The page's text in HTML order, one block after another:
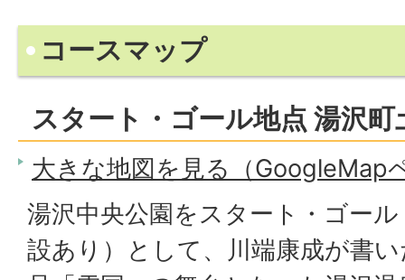
コースマップ
スタート・ゴール地点 湯沢町
大きな地図を見る（GoogleMap
湯沢中央公園をスタート・ゴー
設あり）として、川端康成が書